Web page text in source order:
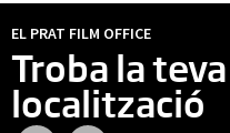
EL PRAT FILM OFFICE
Troba la teva
localització